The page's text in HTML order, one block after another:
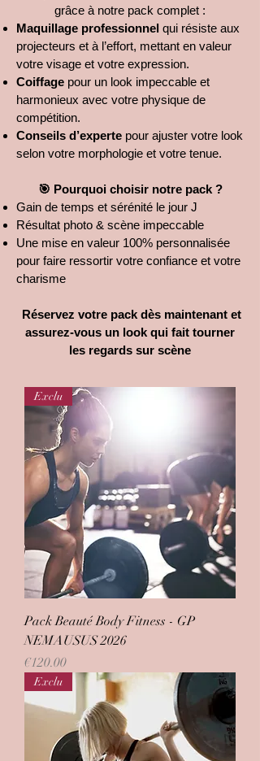
grâce à notre pack complet :
Maquillage professionnel qui résiste aux
projecteurs et à l’effort, mettant en valeur
votre visage et votre expression.
Coiffage pour un look impeccable et
harmonieux avec votre physique de
compétition.
Conseils d’experte pour ajuster votre look
selon votre morphologie et votre tenue.
🎯 Pourquoi choisir notre pack ?
Gain de temps et sérénité le jour J
Résultat photo & scène impeccable
Une mise en valeur 100% personnalisée
pour faire ressortir votre confiance et votre
charisme
Réservez votre pack dès maintenant et
assurez-vous un look qui fait tourner
les regards sur scène
Exclu
Pack Beauté Body Fitness - GP
NEMAUSUS 2026
Price
€120.00
Exclu